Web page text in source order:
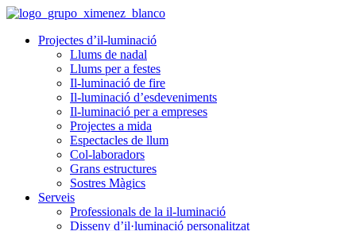
Projectes d’il-luminació
Llums de nadal
Llums per a festes
Il-luminació de fire
Il-luminació d’esdeveniments
Il-luminació per a empreses
Projectes a mida
Espectacles de llum
Col-laboradors
Grans estructures
Sostres Màgics
Serveis
Professionals de la il-luminació
Disseny d’il·luminació personalitzat